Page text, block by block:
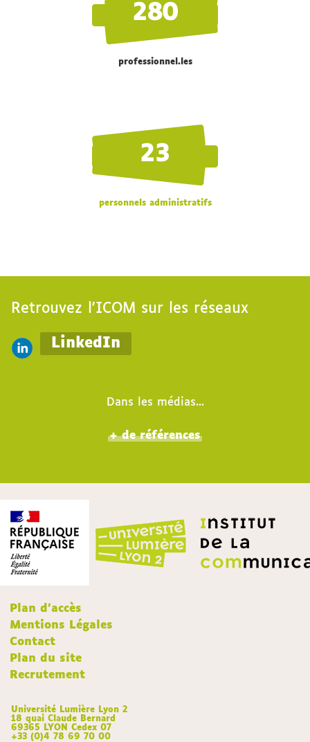
280
professionnel.les
23
personnels administratifs
Retrouvez l'ICOM sur les réseaux
LinkedIn
Dans les médias...
+ de références
Plan d'accès
Mentions Légales
Contact
Plan du site
Recrutement
Université Lumière Lyon 2
18 quai Claude Bernard
69365 LYON Cedex 07
+33 (0)4 78 69 70 00